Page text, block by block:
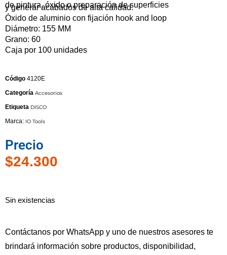
de pintura, óxido o preparación de superficies
y generar acabados de alta calidad.
Óxido de aluminio con fijación hook and loop
Diámetro: 155 MM
Grano: 60
Caja por 100 unidades
Código 4120E
Categoría Accesorios
Etiqueta DISCO
Marca: IO Tools
Precio
$24.300
Sin existencias
Contáctanos por WhatsApp y uno de nuestros asesores te
brindará información sobre productos, disponibilidad,